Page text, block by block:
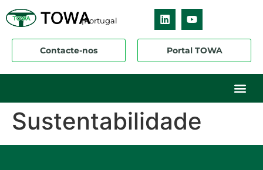
|Portugal
Contacte-nos Portal TOWA
Sustentabilidade